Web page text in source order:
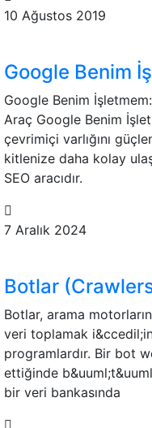
10 Ağustos 2019
Google Benim
Google Benim
Araç Google Benim
çevrimiçi varlığını
kitlenize daha kolay
SEO aracıdır.
7 Aralık 2024
Botlar
Botlar, arama
veri toplamak i&ccedil;in
programlardır. Bir bot
ettiğinde
bir veri bankasında